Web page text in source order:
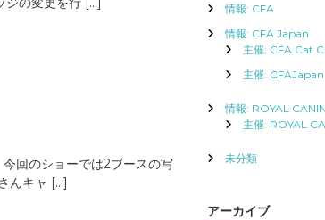
回のショーでは2ブースの写
んキャ […]
情報: CFA
情報: CFA Japan
主催: CFA Cat
主催: CFAJapan
情報: ROYAL CANIN
主催: ROYAL
未分類
アーカイブ